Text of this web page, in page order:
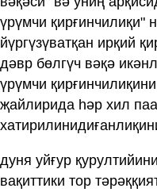
үрүмчи қирғинчилиқи"
йүргүзүватқан ирқий
дәвр бөлгүч вәқә
үрүмчи
җайлирида һәр хил
дуня уйғур
вақиттики тор